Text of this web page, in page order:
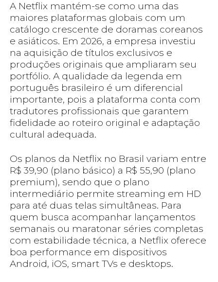
A Netflix mantém-se como uma das
maiores plataformas globais com um
catálogo crescente de doramas coreanos
e asiáticos. Em 2026, a empresa investiu
na aquisição de títulos exclusivos e
produções originais que ampliaram seu
portfólio. A qualidade da legenda em
português brasileiro é um diferencial
importante, pois a plataforma conta com
tradutores profissionais que garantem
fidelidade ao roteiro original e adaptação
cultural adequada.
Os planos da Netflix no Brasil variam entre
R$ 39,90 (plano básico) a R$ 55,90 (plano
premium), sendo que o plano
intermediário permite streaming em HD
para até duas telas simultâneas. Para
quem busca acompanhar lançamentos
semanais ou maratonar séries completas
com estabilidade técnica, a Netflix oferece
boa performance em dispositivos
Android, iOS, smart TVs e desktops.